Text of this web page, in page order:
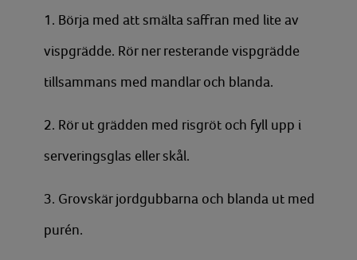
1. Börja med att smälta saffran med lite av
vispgrädde. Rör ner resterande vispgrädde
tillsammans med mandlar och blanda.
2. Rör ut grädden med risgröt och fyll upp i
serveringsglas eller skål.
3. Grovskär jordgubbarna och blanda ut med
purén.